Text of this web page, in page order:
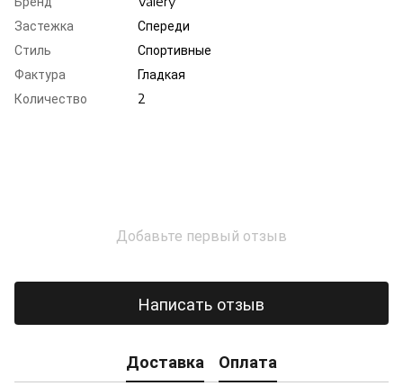
Застежка
Спереди
Стиль
Спортивные
Фактура
Гладкая
Количество
2
Добавьте первый отзыв
Написать отзыв
Доставка Оплата